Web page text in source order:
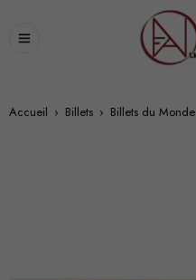
Accueil › Billets › Billets du Monde